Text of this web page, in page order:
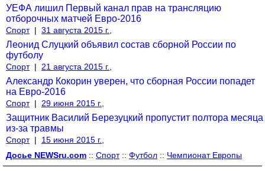
УЕФА лишил Первый канал прав на трансляцию
отборочных матчей Евро-2016
Спорт | 31 августа 2015 г.,
Леонид Слуцкий объявил состав сборной России по
футболу
Спорт | 21 августа 2015 г.,
Александр Кокорин уверен, что сборная России попадет
на Евро-2016
Спорт | 29 июня 2015 г.,
Защитник Василий Березуцкий пропустит полтора месяца
из-за травмы
Спорт |
15 июня 2015 г.,
Досье NEWSru.com :: Спорт:: Футбол :: Чемпионат Европы